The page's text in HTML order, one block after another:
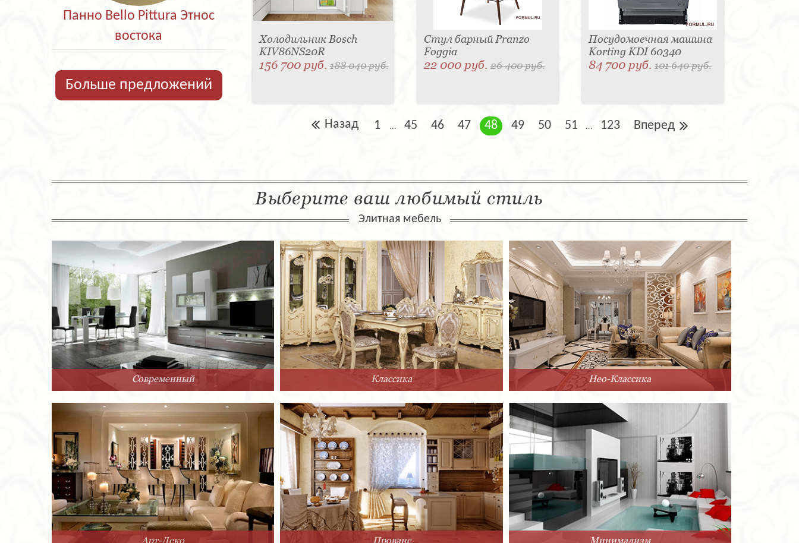
Панно Bello Pittura Этнос
востока
Больше предложений
Холодильник Bosch
KIV86NS20R
156 700 руб.188 040 руб.
Стул барный Pranzo
Foggia
22 000 руб. 26 400 руб.
Посудомоечная машина
Korting KDI 60340
84 700 руб.101 640 руб.
Назад 1 ... 45 46 47 48 49 50 51 ... 123 Вперед
Выберите ваш любимый стиль
Элитная мебель
Современный Классика Нео-Классика
Арт-Деко Прованс Минимализм